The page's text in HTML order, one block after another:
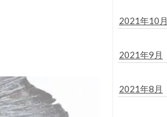
2021年10月
2021年9月
2021年8月